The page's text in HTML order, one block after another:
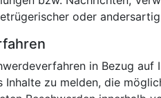
oder
in Bezug
Inhalte zu melden, die